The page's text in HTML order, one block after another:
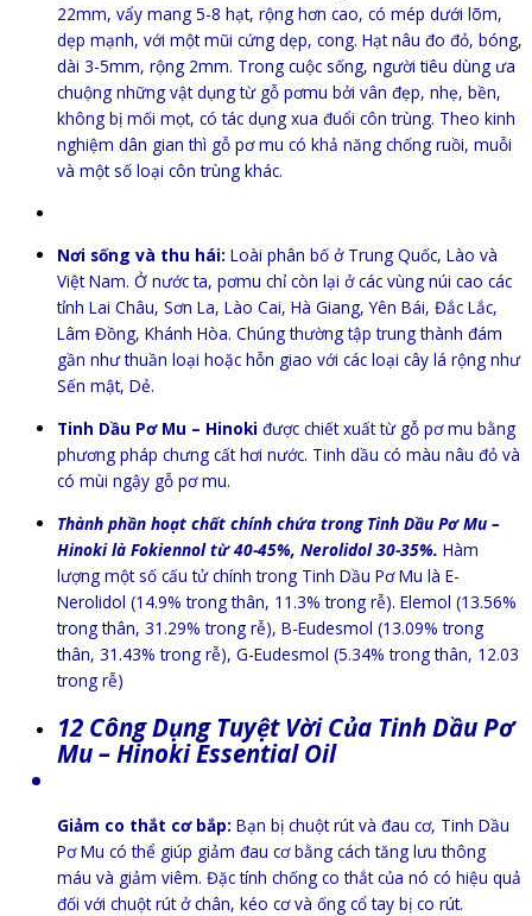
22mm, vẩy mang 5-8 hạt, rộng hơn cao, có mép dưới lõm,
dẹp mạnh, với một mũi cứng dẹp, cong. Hạt nâu đo đỏ, bóng,
dài 3-5mm, rộng 2mm. Trong cuộc sống, người tiêu dùng ưa
chuộng những vật dụng từ gỗ pơmu bởi vân đẹp, nhẹ, bền,
không bị mối mọt, có tác dụng xua đuổi côn trùng. Theo kinh
nghiệm dân gian thì gỗ pơ mu có khả năng chống ruồi, muỗi
và một số loại côn trùng khác.
Nơi sống và thu hái: Loài phân bố ở Trung Quốc, Lào và
Việt Nam. Ở nước ta, pơmu chỉ còn lại ở các vùng núi cao các
tỉnh Lai Châu, Sơn La, Lào Cai, Hà Giang, Yên Bái, Đắc Lắc,
Lâm Đồng, Khánh Hòa. Chúng thường tập trung thành đám
gần như thuần loại hoặc hỗn giao với các loại cây lá rộng như
Sến mật, Dẻ.
Tinh Dầu Pơ Mu – Hinoki được chiết xuất từ gỗ pơ mu bằng
phương pháp chưng cất hơi nước. Tinh dầu có màu nâu đỏ và
có mùi ngậy gỗ pơ mu.
Thành phần hoạt chất chính chứa trong Tinh Dầu Pơ Mu –
Hinoki là Fokiennol từ 40-45%, Nerolidol 30-35%. Hàm
lượng một số cấu tử chính trong Tinh Dầu Pơ Mu là E-
Nerolidol (14.9% trong thân, 11.3% trong rễ). Elemol (13.56%
trong thân, 31.29% trong rễ), B-Eudesmol (13.09% trong
thân, 31.43% trong rễ), G-Eudesmol (5.34% trong thân, 12.03
trong rễ)
12 Công Dụng Tuyệt Vời Của Tinh Dầu Pơ
Mu – Hinoki Essential Oil
Giảm co thắt cơ bắp: Bạn bị chuột rút và đau cơ, Tinh Dầu
Pơ Mu có thể giúp giảm đau cơ bằng cách tăng lưu thông
máu và giảm viêm. Đặc tính chống co thắt của nó có hiệu quả
đối với chuột rút ở chân, kéo cơ và ống cổ tay bị co rút.